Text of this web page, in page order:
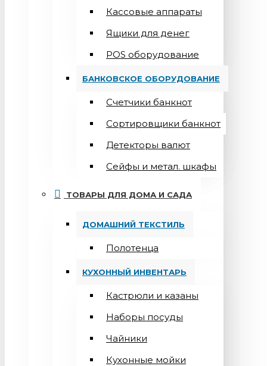
Кассовые аппараты
Ящики для денег
POS оборудование
БАНКОВСКОЕ ОБОРУДОВАНИЕ
Счетчики банкнот
Сортировщики банкнот
Детекторы валют
Сейфы и метал. шкафы
ТОВАРЫ ДЛЯ ДОМА И САДА
ДОМАШНИЙ ТЕКСТИЛЬ
Полотенца
КУХОННЫЙ ИНВЕНТАРЬ
Кастрюли и казаны
Наборы посуды
Чайники
Кухонные мойки